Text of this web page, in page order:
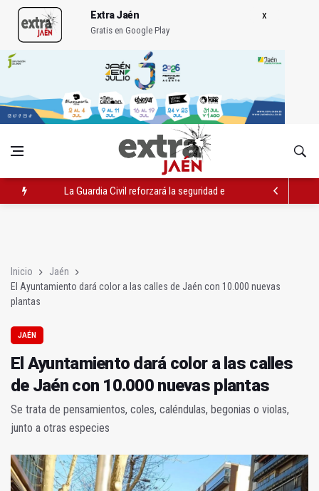
Extra Jaén
Gratis en Google Play
La Guardia Civil reforzará la seguridad el 12 de agosto por el
Inicio
Jaén
El Ayuntamiento dará color a las calles de Jaén con 10.000 nuevas
plantas
JAÉN
El Ayuntamiento dará color a las calles
de Jaén con 10.000 nuevas plantas
Se trata de pensamientos, coles, caléndulas, begonias o violas,
junto a otras especies